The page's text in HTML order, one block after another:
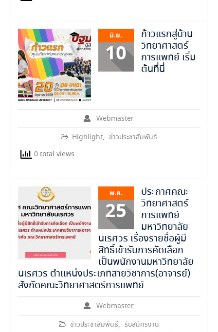
มิ.ย.
10
ก้าวแรกสู่บ้าน
วิทยาศาสตร์
การแพทย์ เริ่ม
ต้นที่นี่
Webmaster
Highlight, ข่าวประชาสัมพันธ์
0 total views
พ.ค.
25
ประกาศคณะ
วิทยาศาสตร์
การแพทย์
มหาวิทยาลัย
นเรศวร เรื่องรายชื่อผู้มี
สิทธิ์เข้ารับการคัดเลือก
เป็นพนักงานมหาวิทยาลัย
นเรศวร ตำแหน่งประเภทสายวิชาการ(อาจารย์)
สังกัดคณะวิทยาศาสตร์การแพทย์
Webmaster
ข่าวประชาสัมพันธ์, รับสมัครงาน